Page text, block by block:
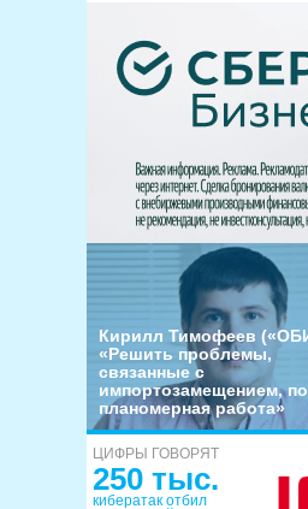
Кирилл Тимофеев
«Решить проблемы,
связанные с
импортозамещением,
планомерная работа»
ЦИФРЫ ГОВОРЯТ
250 тыс.
кибератак отбил